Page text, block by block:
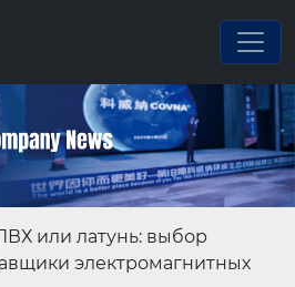
или латунь: выбор
электромагнитных